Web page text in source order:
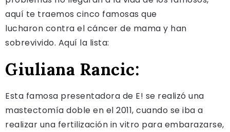
aquí te traemos cinco famosas que
lucharon contra el cáncer de mama y han
sobrevivido. Aquí la lista:
Giuliana Rancic:
Esta famosa presentadora de E! se realizó una
mastectomía doble en el 2011, cuando se iba a
realizar una fertilización in vitro para embarazarse,